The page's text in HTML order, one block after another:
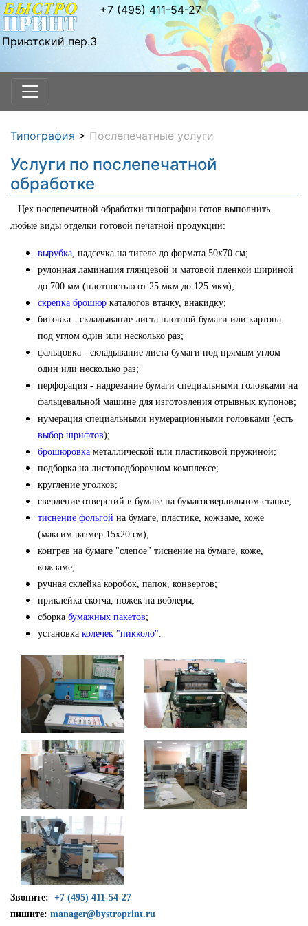
Приютский пер.3
+7 (495) 411-54-27
Типография > Послепечатные услуги
Услуги по послепечатной
обработке
Цех послепечатной обработки типографии готов выполнить
любые виды отделки готовой печатной продукции:
вырубка , надсечка на тигеле до формата 50х70 см;
рулонная ламинация глянцевой и матовой пленкой шириной
до 700 мм (плотностью от 25 мкм до 125 мкм);
скрепка брошюр каталогов втачку, внакидку;
биговка - складывание листа плотной бумаги или картона
под углом один или несколько раз;
фальцовка - складывание листа бумаги под прямым углом
один или несколько раз;
перфорация - надрезание бумаги специальными головками на
фальцевальной машине для изготовления отрывных купонов;
нумерация специальными нумерационными головками (есть
выбор шрифтов);
брошюровка металлической или пластиковой пружиной;
подборка на листоподборочном комплексе;
кругление уголков;
сверление отверстий в бумаге на бумагосверлильном станке;
тиснение фольгой на бумаге, пластике, кожзаме, коже
(максим.размер 15х20 см);
конгрев на бумаге "слепое" тиснение на бумаге, коже,
кожзаме;
ручная склейка коробок, папок, конвертов;
приклейка скотча, ножек на воблеры;
сборка бумажных пакетов;
установка колечек "пикколо"
Звоните: +7 (495) 411-54-27
пишите: manager@bystroprint.ru